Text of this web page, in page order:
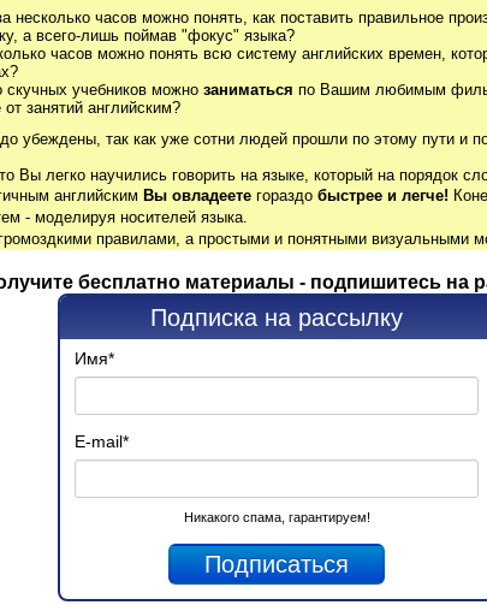
несколько часов можно понять, как поставить правильное
а всего-лишь поймав "фокус" языка?
часов можно понять всю систему английских времен,
скучных учебников можно заниматься по Вашим любимым
занятий английским?
убеждены, так как уже сотни людей прошли по этому пути и
Вы легко научились говорить на языке, который на порядок
английским Вы овладеете гораздо быстрее и легче!
- моделируя носителей языка.
правилами, а простыми и понятными визуальными
бесплатно материалы - подпишитесь на
Подписка на рассылку
Имя*
E-mail*
Никакого спама, гарантируем!